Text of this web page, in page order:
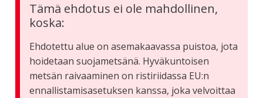
Tämä ehdotus ei ole mahdollinen,
koska:
Ehdotettu alue on asemakaavassa puistoa, jota
hoidetaan suojametsänä. Hyväkuntoisen
metsän raivaaminen on ristiriidassa EU:n
ennallistamisasetuksen kanssa, joka velvoittaa